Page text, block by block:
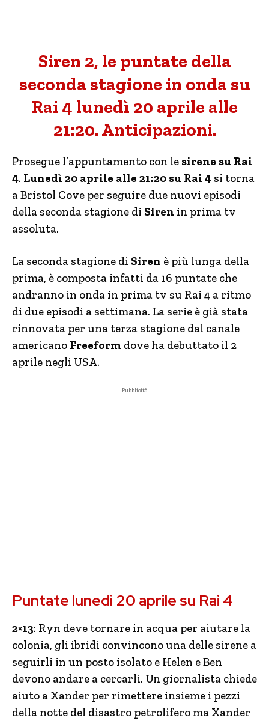
Siren 2, le puntate della
seconda stagione in onda su
Rai 4 lunedì 20 aprile alle
21:20. Anticipazioni.
Prosegue l’appuntamento con le sirene su Rai
4. Lunedì 20 aprile alle 21:20 su Rai 4 si torna
a Bristol Cove per seguire due nuovi episodi
della seconda stagione di Siren in prima tv
assoluta.
La seconda stagione di Siren è più lunga della
prima, è composta infatti da 16 puntate che
andranno in onda in prima tv su Rai 4 a ritmo
di due episodi a settimana. La serie è già stata
rinnovata per una terza stagione dal canale
americano Freeform dove ha debuttato il 2
aprile negli USA.
- Pubblicità -
Puntate lunedì 20 aprile su Rai 4
2×13: Ryn deve tornare in acqua per aiutare la
colonia, gli ibridi convincono una delle sirene a
seguirli in un posto isolato e Helen e Ben
devono andare a cercarli. Un giornalista chiede
aiuto a Xander per rimettere insieme i pezzi
della notte del disastro petrolifero ma Xander